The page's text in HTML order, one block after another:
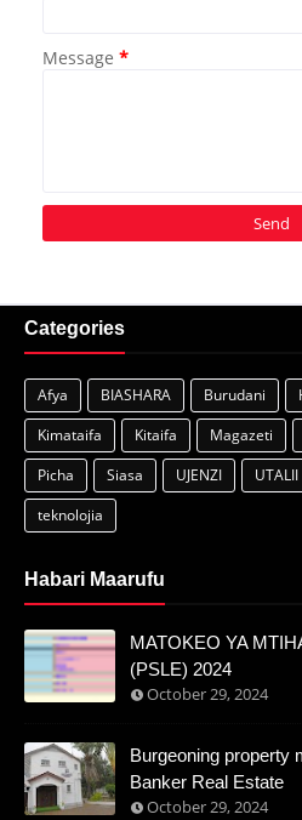
Message *
Categories
Afya BIASHARA Burudani
Kimataifa
Kitaifa Magazeti
Picha
Siasa UJENZI UTALII
teknolojia
Habari Maarufu
MATOKEO YA
(PSLE) 2024
October 29, 2024
Burgeoning property
Banker Real Estate
October 29, 2024